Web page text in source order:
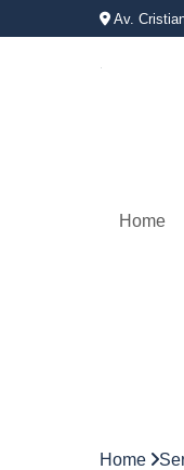
Av.
Home
Home